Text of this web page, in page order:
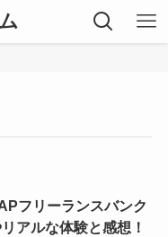
フリーランスバンク
リアルな体験と感想！